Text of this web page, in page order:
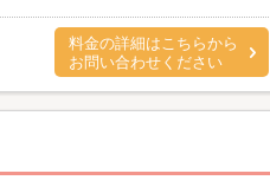
料金の詳細はこちらから
お問い合わせください